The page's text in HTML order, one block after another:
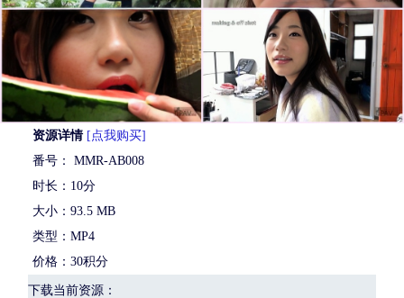
资源详情 [点我购买]
番号： MMR-AB008
时长：10分
大小：93.5 MB
类型：MP4
价格：30积分
下载当前资源：